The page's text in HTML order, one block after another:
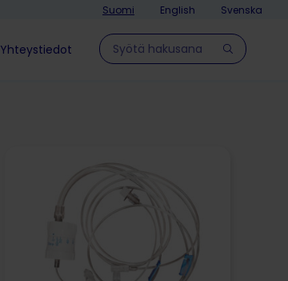
Suomi English Svenska
Yhteystiedot
Hae sivulla